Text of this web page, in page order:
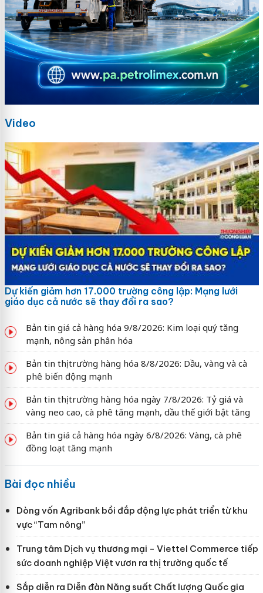
Video
Dự kiến giảm hơn 17.000 trường công lập: Mạng lưới
giáo dục cả nước sẽ thay đổi ra sao?
Bản tin giá cả hàng hóa 9/8/2026: Kim loại quý tăng
mạnh, nông sản phân hóa
Bản tin thị trường hàng hóa 8/8/2026: Dầu, vàng và cà
phê biến động mạnh
Bản tin thị trường hàng hóa ngày 7/8/2026: Tỷ giá và
vàng neo cao, cà phê tăng mạnh, dầu thế giới bật tăng
Bản tin giá cả hàng hóa ngày 6/8/2026: Vàng, cà phê
đồng loạt tăng mạnh
Bài đọc nhiều
Dòng vốn Agribank bồi đắp động lực phát triển từ khu
vực “Tam nông”
Trung tâm Dịch vụ thương mại - Viettel Commerce tiếp
sức doanh nghiệp Việt vươn ra thị trường quốc tế
Sắp diễn ra Diễn đàn Năng suất Chất lượng Quốc gia